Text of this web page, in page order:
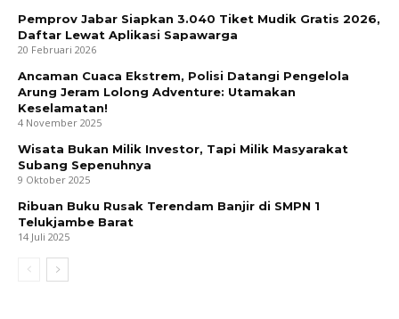
Pemprov Jabar Siapkan 3.040 Tiket Mudik Gratis 2026,
Daftar Lewat Aplikasi Sapawarga
20 Februari 2026
Ancaman Cuaca Ekstrem, Polisi Datangi Pengelola
Arung Jeram Lolong Adventure: Utamakan
Keselamatan!
4 November 2025
Wisata Bukan Milik Investor, Tapi Milik Masyarakat
Subang Sepenuhnya
9 Oktober 2025
Ribuan Buku Rusak Terendam Banjir di SMPN 1
Telukjambe Barat
14 Juli 2025